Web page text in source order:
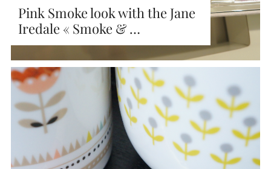
Pink Smoke look with the Jane
Iredale « Smoke & …